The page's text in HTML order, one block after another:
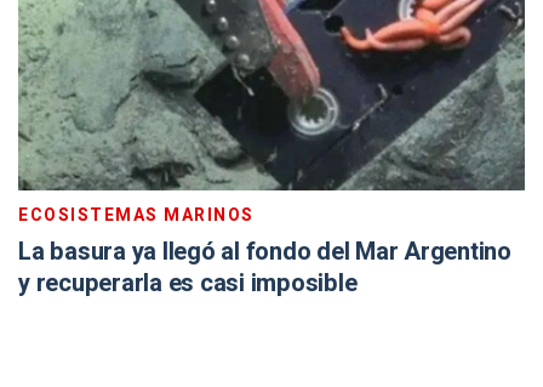
ECOSISTEMAS MARINOS
La basura ya llegó al fondo del Mar Argentino
y recuperarla es casi imposible